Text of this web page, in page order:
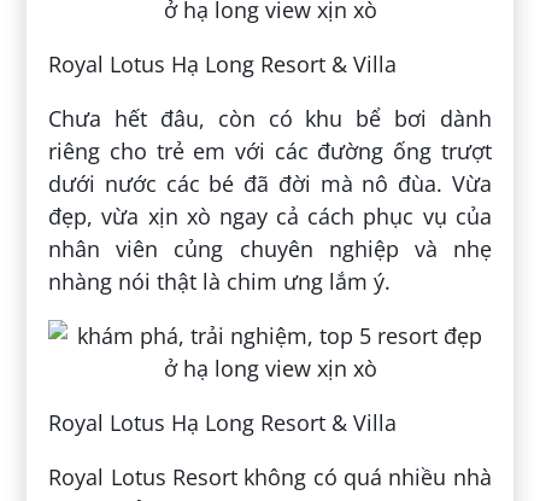
Royal Lotus Hạ Long Resort & Villa
Chưa hết đâu, còn có khu bể bơi dành
riêng cho trẻ em với các đường ống trượt
dưới nước các bé đã đời mà nô đùa. Vừa
đẹp, vừa xịn xò ngay cả cách phục vụ của
nhân viên củng chuyên nghiệp và nhẹ
nhàng nói thật là chim ưng lắm ý.
Royal Lotus Hạ Long Resort & Villa
Royal Lotus Resort không có quá nhiều nhà